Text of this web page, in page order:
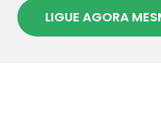
LIGUE AGORA